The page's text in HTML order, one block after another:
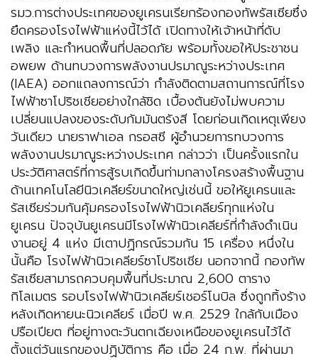
รมว.การต่างประเทศของยูเครนเรียกร้องกองทัพรัสเซียซึ่ง
ยึดครองโรงไฟฟ้าแห่งนี้ไว้ได้ เปิดทางให้เจ้าหน้าที่ดับ
เพลิง และกำหนดพื้นที่ปลอดภัย พร้อมทั้งขอให้ประชาชน
อพยพ ด้านทบวงการพลังงานปรมาณูระหว่างประเทศ
(IAEA) ออกแถลงการณ์ว่า กำลังติดตามสถานการณ์ที่โรง
ไฟฟ้าซาโปริชเชียอย่างใกล้ชิด เบื้องต้นยังไม่พบความ
เปลี่ยนแปลงของระดับกัมมันตรังสี โดยก่อนเกิดเหตุเพียง
วันเดียว นายราฟาเอล กรอสซี ผู้อำนวยการทบวงการ
พลังงานปรมาณูระหว่างประเทศ กล่าวว่า เป็นครั้งแรกใน
ประวัติศาสตร์ที่การสู้รบเกิดขึ้นท่ามกลางโครงสร้างพื้นฐาน
ด้านเทคโนโลยีนิวเคลียร์ขนาดใหญ่เช่นนี้ ขอให้ยูเครนและ
รัสเซียร่วมกันคุ้มครองโรงไฟฟ้านิวเคลียร์ทุกแห่งใน
ยูเครน ปัจจุบันยูเครนมีโรงไฟฟ้านิวเคลียร์ที่กำลังดำเนิน
งานอยู่ 4 แห่ง มีเตาปฏิกรณ์รวมกัน 15 เครื่อง หนึ่งใน
นั้นคือ โรงไฟฟ้านิวเคลียร์ซาโปริชเชีย นอกจากนี้ กองทัพ
รัสเซียสามารถควบคุมพื้นที่ประมาณ 2,600 ตาราง
กิโลเมตร รอบโรงไฟฟ้านิวเคลียร์เชอร์โนบิล ซึ่งถูกทิ้งร้าง
หลังเกิดหายนะนิวเคลียร์ เมื่อปี พ.ศ. 2529 ใกล้กับเมือง
ปรือเปียต ที่อยู่ทางตะวันตกเฉียงเหนือของยูเครนไว้ได้
ตั้งแต่วันแรกของปฏิบัติการ คือ เมื่อ 24 ก.พ. ที่ผ่านมา